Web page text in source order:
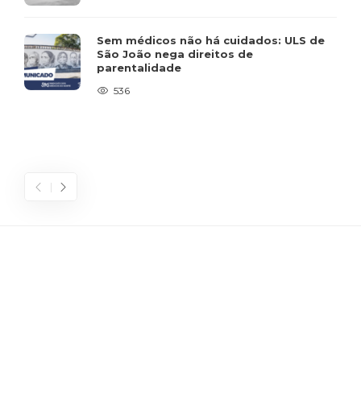
Sem médicos não há cuidados: ULS de
São João nega direitos de
parentalidade
536